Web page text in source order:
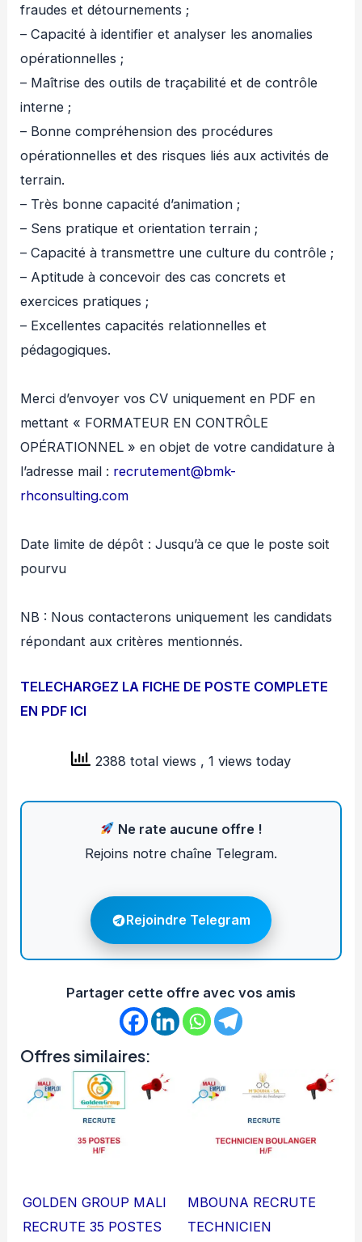
fraudes et détournements ;
– Capacité à identifier et analyser les anomalies
opérationnelles ;
– Maîtrise des outils de traçabilité et de contrôle
interne ;
– Bonne compréhension des procédures
opérationnelles et des risques liés aux activités de
terrain.
– Très bonne capacité d’animation ;
– Sens pratique et orientation terrain ;
– Capacité à transmettre une culture du contrôle ;
– Aptitude à concevoir des cas concrets et
exercices pratiques ;
– Excellentes capacités relationnelles et
pédagogiques.
Merci d’envoyer vos CV uniquement en PDF en
mettant « FORMATEUR EN CONTRÔLE
OPÉRATIONNEL » en objet de votre candidature à
l’adresse mail : recrutement@bmk-
rhconsulting.com
Date limite de dépôt : Jusqu’à ce que le poste soit
pourvu
NB : Nous contacterons uniquement les candidats
répondant aux critères mentionnés.
TELECHARGEZ LA FICHE DE POSTE COMPLETE
EN PDF ICI
2388 total views , 1 views today
Ne rate aucune offre !
Rejoins notre chaîne Telegram.
Rejoindre Telegram
Partager cette offre avec vos amis
Offres similaires:
GOLDEN GROUP MALI
RECRUTE 35 POSTES
MBOUNA RECRUTE
TECHNICIEN